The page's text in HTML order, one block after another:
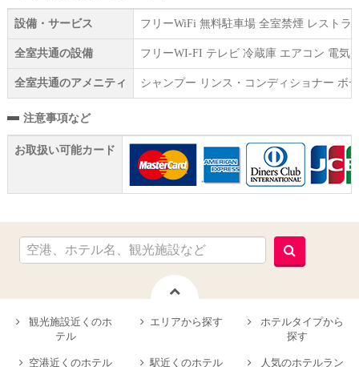
設備・サービス フリーWiFi 無料駐車場 全室禁煙 レスト
全室共通の設備 フリーWI‐FI テレビ 冷蔵庫 エアコン 電気
全室共通のアメニティ シャンプー リンス・コンディショナー ボ
注意事項など
お取扱い可能カード
観光施設近くのホ
テル
エリアから探す
ホテルタイプから
探す
空港近くのホテル 駅近くのホテル 人気のホテルラン